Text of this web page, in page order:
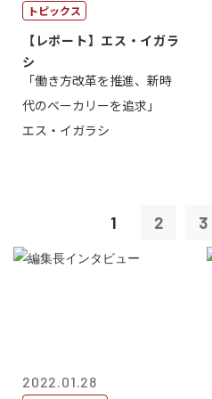
トピックス
【レポート】エス・イガラ
シ
「働き方改革を推進、新時
代のベーカリーを追求」
エス・イガラシ
1 2 3
2022.01.28